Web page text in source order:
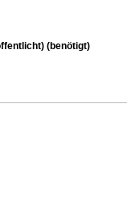
(benötigt)